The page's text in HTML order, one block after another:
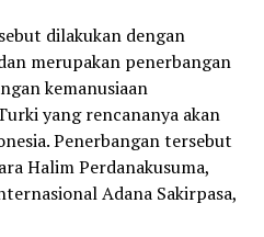
dilakukan dengan
merupakan penerbangan
kemanusiaan
yang rencananya akan
Penerbangan tersebut
Halim Perdanakusuma,
Adana Sakirpasa,